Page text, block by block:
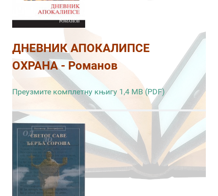
ДНЕВНИК АПОКАЛИПСЕ
ОХРАНА - Романов
Преузмите комплетну књигу 1,4 MB (PDF)